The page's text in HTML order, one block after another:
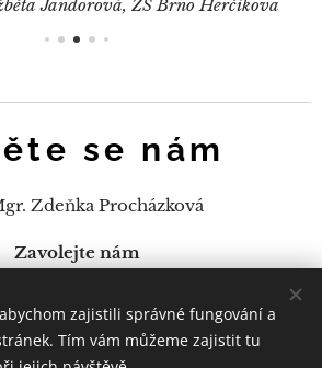
ZŠ Brno Herčíkova
se nám
Zdeňka Procházková
Zavolejte nám
E-mail
zajistili správné fungování a
Tím vám můžeme zajistit tu